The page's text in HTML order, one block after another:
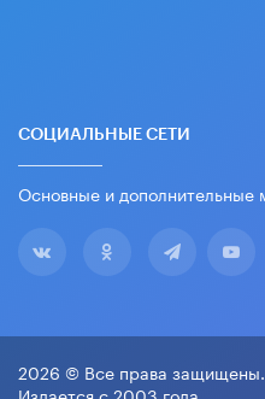
СОЦИАЛЬНЫЕ СЕТИ
Основные и дополнительные
2026 © Все права защищены.